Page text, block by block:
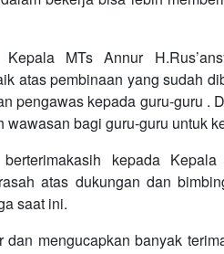
Kepala MTs Annur
atas pembinaan yang sudah
pengawas kepada guru-guru .
wawasan bagi guru-guru untuk
berterimakasih kepada
atas dukungan dan
saat ini.
dan mengucapkan banyak